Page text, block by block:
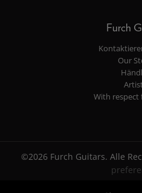
Furch
Our
With respect
©2026 Furch Guitars. Alle